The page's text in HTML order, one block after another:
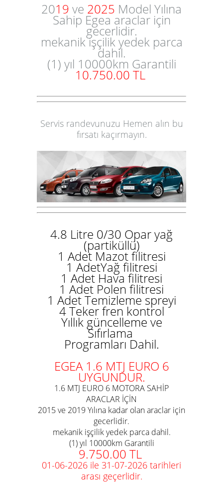
2019 ve 2025 Model Yılına
Sahip Egea araclar için
gecerlidir.
mekanik işçilik yedek parca
dahil.
(1) yıl 10000km Garantili
10.750.00 TL
Servis randevunuzu Hemen alın bu
fırsatı kaçırmayın.
4.8 Litre 0/30 Opar yağ
(partiküllü)
1 Adet Mazot filitresi
1 AdetYağ filitresi
1 Adet Hava filitresi
1 Adet Polen filitresi
1 Adet Temizleme spreyi
4 Teker fren kontrol
Yıllık güncelleme ve
Sıfırlama
Programları Dahil.
EGEA 1.6 MTJ EURO 6
UYGUNDUR.
1.6 MTJ EURO 6 MOTORA SAHİP
ARACLAR İÇİN
2015 ve 2019 Yılına kadar olan araclar için
gecerlidir.
mekanik işçilik yedek parca dahil.
(1) yıl 10000km Garantili
9.750.00 TL
01-06-2026 ile 31-07-2026 tarihleri
arası geçerlidir.